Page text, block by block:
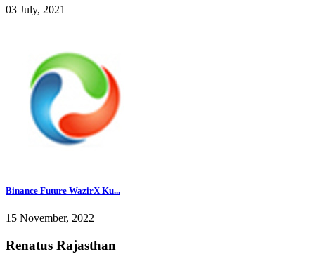
03 July, 2021
Binance Future WazirX Ku...
15 November, 2022
Renatus Rajasthan